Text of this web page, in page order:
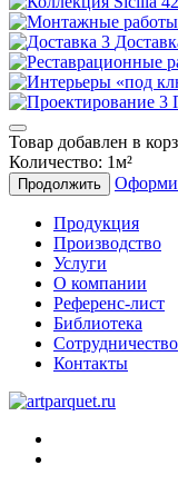
Товар добавлен в
Количество: 1м²
Продолжить
Продукция
Производство
Услуги
О компании
Референс-лист
Библиотека
Сотрудничество
Контакты